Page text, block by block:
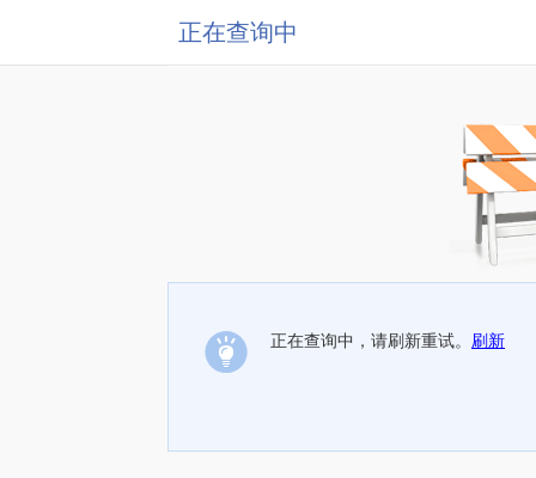
正在查询中
正在查询中，请刷新重试。 刷新